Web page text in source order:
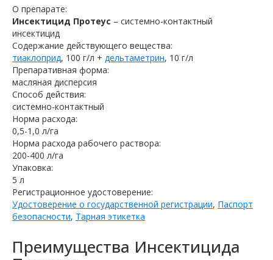
О препарате:
Инсектицид Протеус – системно-контактный
инсектицид
Содержание действующего вещества:
тиаклоприд, 100 г/л + дельтаметрин, 10 г/л
Препаративная форма:
масляная дисперсия
Способ действия:
системно-контактный
Норма расхода:
0,5-1,0 л/га
Норма расхода рабочего раствора:
200-400 л/га
Упаковка:
5 л
Регистрационное удостоверение:
Удостоверение о государственной регистрации, Паспорт
безопасности, Тарная этикетка
Преимущества Инсектицида